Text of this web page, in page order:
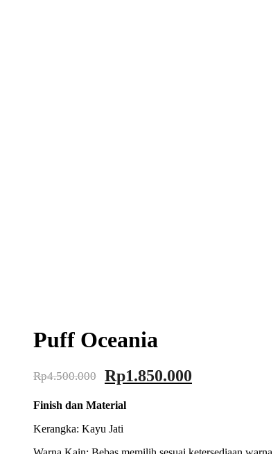
Puff Oceania
Rp4.500.000
Original
was:
Rp4.500.000.
Rp1.850.000
Finish dan Material
Kerangka: Kayu Jati